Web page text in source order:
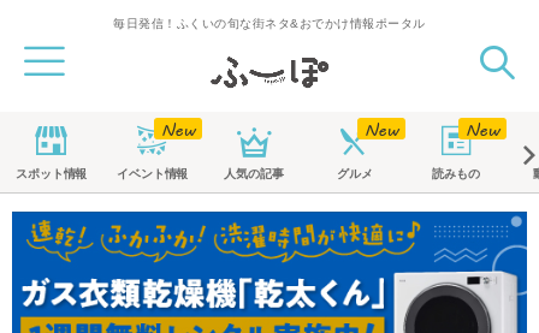
毎日発信！ふくいの旬な街ネタ&おでかけ情報ポータル
スポット情報 イベント情報 人気の記事 グルメ 読みもの